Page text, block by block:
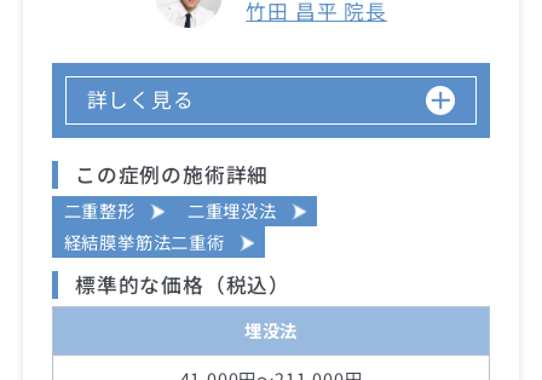
竹田 昌平 院長
詳しく見る
この症例の施術詳細
二重整形
二重埋没法
経結膜挙筋法二重術
標準的な価格（税込）
埋没法